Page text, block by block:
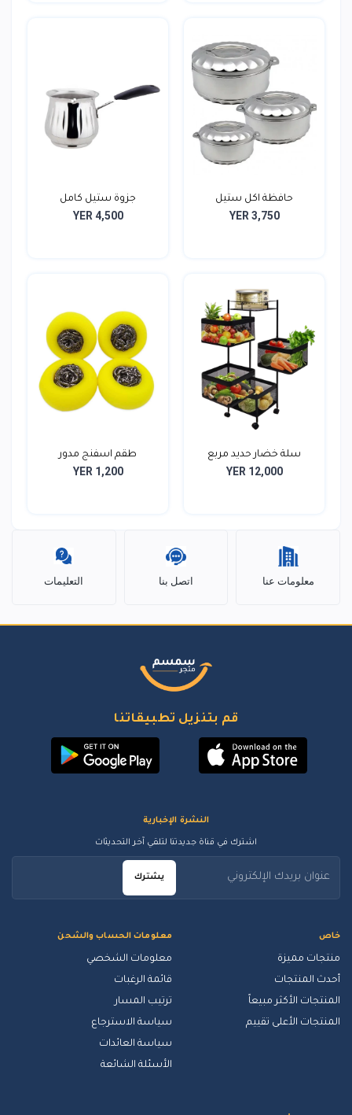
حافظة اكل ستيل
YER 3,750
جزوة ستيل كامل
YER 4,500
سلة خضار حديد مربع
YER 12,000
طقم اسفنج مدور
YER 1,200
معلومات عنا اتصل بنا التعليمات
قم بتنزيل تطبيقاتنا
خاص
منتجات مميزة
أحدث المنتجات
المنتجات الأكثر مبيعاً
المنتجات الأعلى تقييم
معلومات الحساب والشحن
معلومات الشخصي
قائمة الرغبات
ترتيب المسار
سياسة الاسترجاع
سياسة العائدات
الأسئلة الشائعة
النشرة الإخبارية
اشترك في قناة جديدتنا لتلقي آخر التحديثات
يشترك